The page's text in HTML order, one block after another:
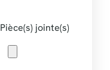
Pièce(s) jointe(s)